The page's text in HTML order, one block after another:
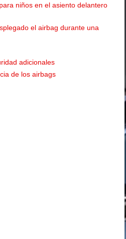
niños en el asiento delantero
el airbag durante una
adicionales
de los airbags